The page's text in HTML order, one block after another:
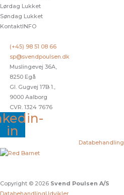
Lørdag Lukket
Søndag Lukket
KontaktINFO
(+45) 98 51 08 66
sp@svendpoulsen.dk
Muslingevej 36A,
8250 Egå
Gl. Gugvej 17B 1.,
9000 Aalborg
CVR. 1324 7676
in
Databehandling
Copyright © 2026 Svend Poulsen A/S
DatabehandlingUdvikler